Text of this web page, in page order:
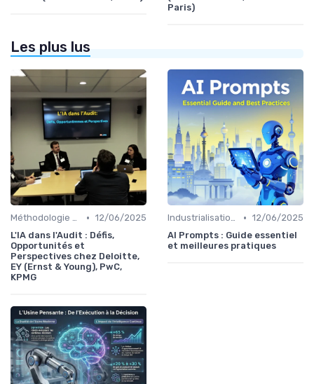
Paris)
Les plus lus
Méthodologie de déploiement IA • 12/06/2025
L'IA dans l'Audit : Défis,
Opportunités et
Perspectives chez Deloitte,
EY (Ernst & Young), PwC,
KPMG
Industrialisation des process par IA • 12/06/2025
AI Prompts : Guide essentiel
et meilleures pratiques